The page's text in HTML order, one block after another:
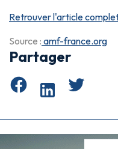
Retrouver l'article
Source : amf-france.org
Partager